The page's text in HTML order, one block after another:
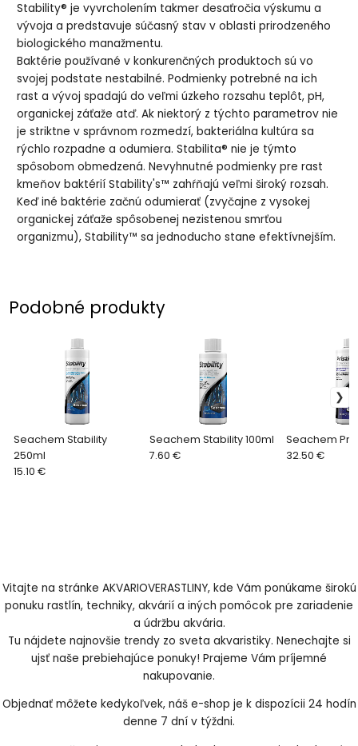
Stability® je vyvrcholením takmer desaťročia výskumu a
vývoja a predstavuje súčasný stav v oblasti prirodzeného
biologického manažmentu.
Baktérie používané v konkurenčných produktoch sú vo
svojej podstate nestabilné. Podmienky potrebné na ich
rast a vývoj spadajú do veľmi úzkeho rozsahu teplôt, pH,
organickej záťaže atď. Ak niektorý z týchto parametrov nie
je striktne v správnom rozmedzí, bakteriálna kultúra sa
rýchlo rozpadne a odumiera. Stabilita® nie je týmto
spôsobom obmedzená. Nevyhnutné podmienky pre rast
kmeňov baktérií Stability's™ zahŕňajú veľmi široký rozsah.
Keď iné baktérie začnú odumierať (zvyčajne z vysokej
organickej záťaže spôsobenej nezistenou smrťou
organizmu), Stability™ sa jednoducho stane efektívnejším.
Podobné produkty
Seachem Stability
250ml
15.10 €
Seachem Stability 100ml
7.60 €
Seachem
32.50 €
Vitajte na stránke AKVARIOVERASTLINY, kde Vám ponúkame širokú
ponuku rastlín, techniky, akvárií a iných pomôcok pre zariadenie
a údržbu akvária.
Tu nájdete najnovšie trendy zo sveta akvaristiky. Nenechajte si
ujsť naše prebiehajúce ponuky! Prajeme Vám príjemné
nakupovanie.
Objednať môžete kedykoľvek, náš e-shop je k dispozícii 24 hodín
denne 7 dní v týždni.